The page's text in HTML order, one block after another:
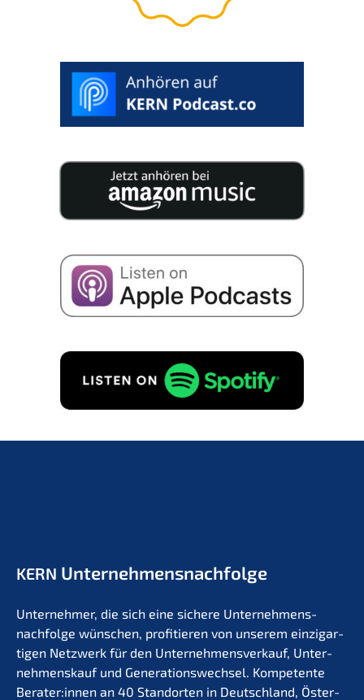
KERN Unternehmens­nachfolge
Unter­neh­mer, die sich eine siche­re Unternehmens­
nachfolge wünschen, profi­tie­ren von unserem einzig­ar­
ti­gen Netzwerk für den Unter­nehmens­verkauf, Unter­
nehmens­kauf und Generations­wechsel. Kompe­ten­te
Berater:innen an 40 Stand­or­ten in Deutsch­land, Öster­